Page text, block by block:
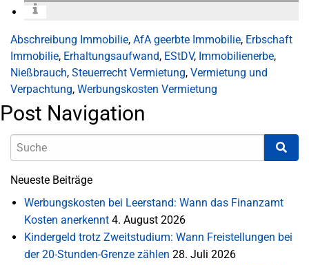
Abschreibung Immobilie, AfA geerbte Immobilie, Erbschaft
Immobilie, Erhaltungsaufwand, EStDV, Immobilienerbe,
Nießbrauch, Steuerrecht Vermietung, Vermietung und
Verpachtung, Werbungskosten Vermietung
Post Navigation
Neueste Beiträge
Werbungskosten bei Leerstand: Wann das Finanzamt
Kosten anerkennt 4. August 2026
Kindergeld trotz Zweitstudium: Wann Freistellungen bei
der 20-Stunden-Grenze zählen 28. Juli 2026